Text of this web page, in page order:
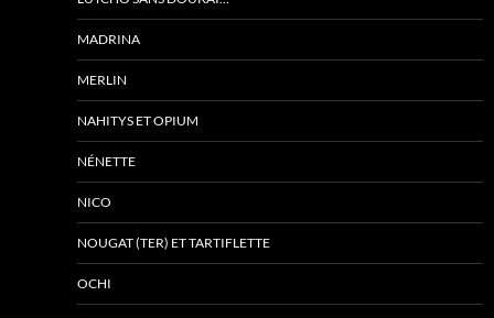
MADRINA
MERLIN
NAHITYS ET OPIUM
NÉNETTE
NICO
NOUGAT (TER) ET TARTIFLETTE
OCHI